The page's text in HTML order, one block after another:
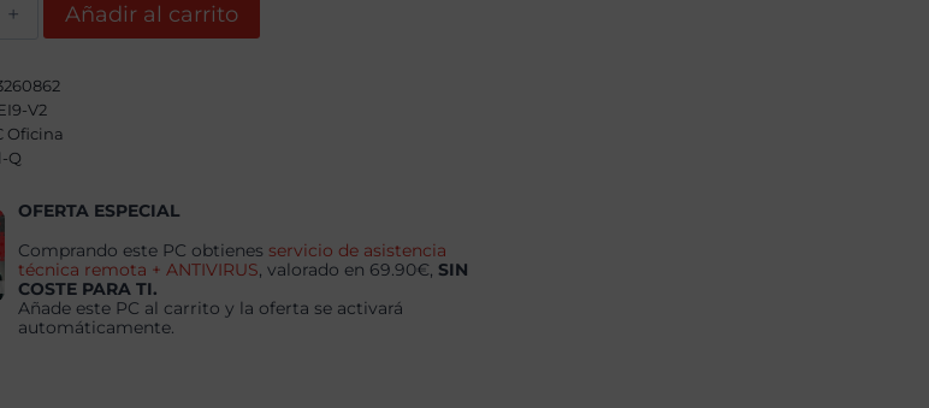
Añadir al carrito
V2
Oficina
Q
OFERTA ESPECIAL
Comprando este PC obtienes servicio de asistencia
técnica remota + ANTIVIRUS, valorado en 69.90€, SIN
COSTE PARA TI.
Añade este PC al carrito y la oferta se activará
automáticamente.